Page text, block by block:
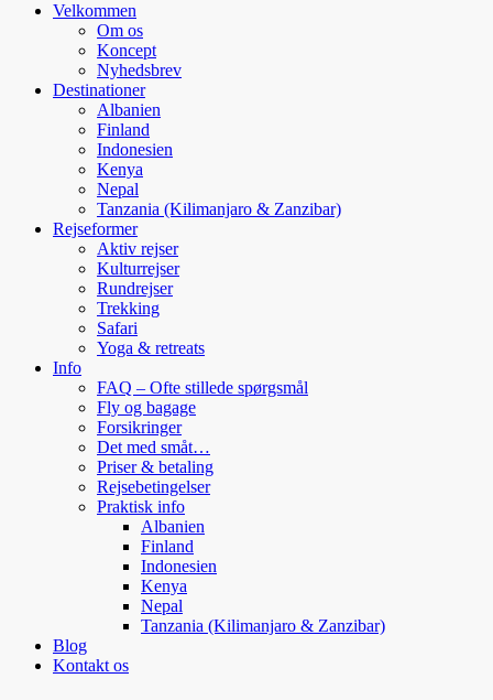
Velkommen
Om os
Koncept
Nyhedsbrev
Destinationer
Albanien
Finland
Indonesien
Kenya
Nepal
Tanzania (Kilimanjaro & Zanzibar)
Rejseformer
Aktiv rejser
Kulturrejser
Rundrejser
Trekking
Safari
Yoga & retreats
Info
FAQ – Ofte stillede spørgsmål
Fly og bagage
Forsikringer
Det med småt…
Priser & betaling
Rejsebetingelser
Praktisk info
Albanien
Finland
Indonesien
Kenya
Nepal
Tanzania (Kilimanjaro & Zanzibar)
Blog
Kontakt os